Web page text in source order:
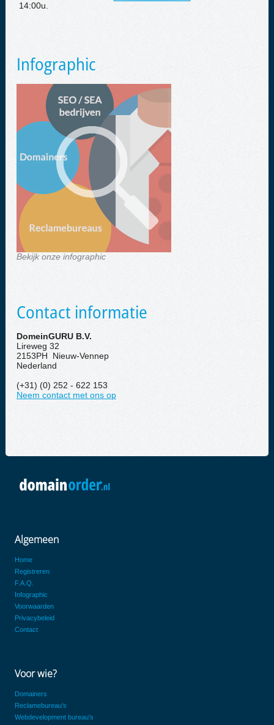
14:00u.
Infographic
Bekijk onze infographic
Contact informatie
DomeinGURU B.V.
Lireweg 32
2153PH Nieuw-Vennep
Nederland
(+31) (0) 252 - 622 153
Neem contact met ons op
Algemeen
Home
Registreren
F.A.Q.
Infographic
Voorwaarden
Privacybeleid
Contact
Voor wie?
Domainers
Reclamebureau's
Webdevelopment bureau's